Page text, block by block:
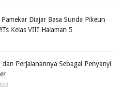
Pamekar Diajar Basa Sunda Pikeun
Kelas VIII Halaman 5
dan Perjalanannya Sebagai Penyanyi